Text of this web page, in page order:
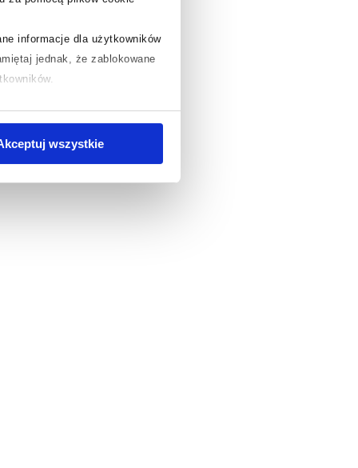
informacje dla użytkowników
jednak, że zablokowane
wszystkie